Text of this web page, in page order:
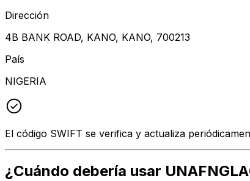
Dirección
4B BANK ROAD, KANO, KANO, 700213
País
NIGERIA
El código SWIFT se verifica y actualiza
¿Cuándo debería usar